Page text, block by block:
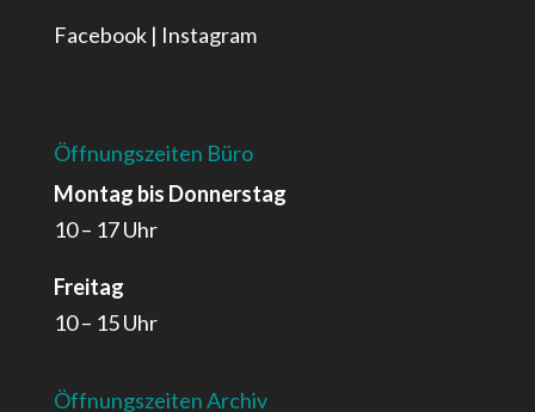
Facebook| Instagram
Öffnungszeiten Büro
Montag bis Donnerstag
10 – 17 Uhr
Freitag
10 – 15 Uhr
Öffnungszeiten Archiv